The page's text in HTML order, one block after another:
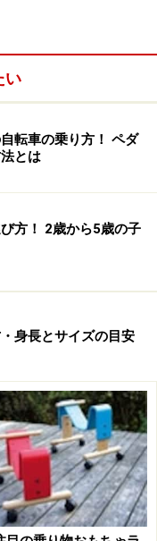
！
ライダーカップ」
ングバイクの魅力
グバイクと表記し
供向けに開発され
はついておらず、座
プの乗り物は以前か
な商品が増えてきた
にも最適という認識
りました。
いう共通点を除け
い
転車の乗り方！ ペダ
とは
方！ 2歳から5歳の子
身長とサイズの目安